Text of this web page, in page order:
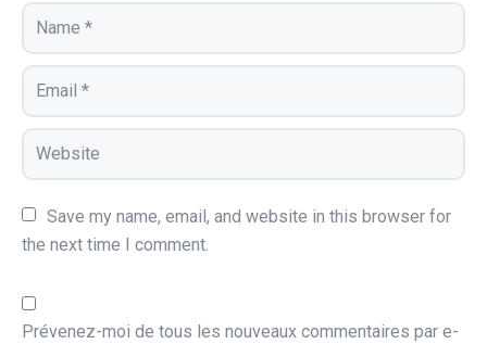
Save my name, email, and website in this browser for
the next time I comment.
Prévenez-moi de tous les nouveaux commentaires par e-